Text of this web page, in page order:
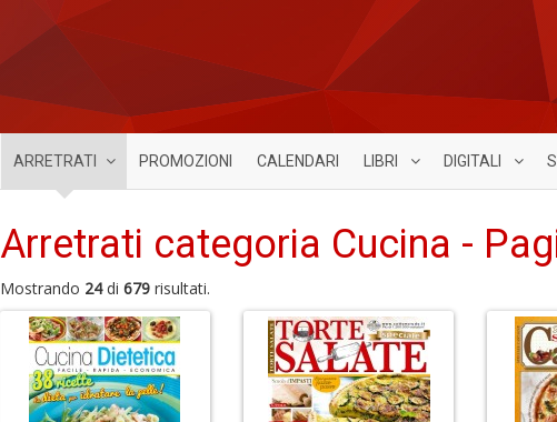
ARRETRATI PROMOZIONI CALENDARI LIBRI DIGITALI
Arretrati categoria Cucina -
Mostrando 24di 679risultati.